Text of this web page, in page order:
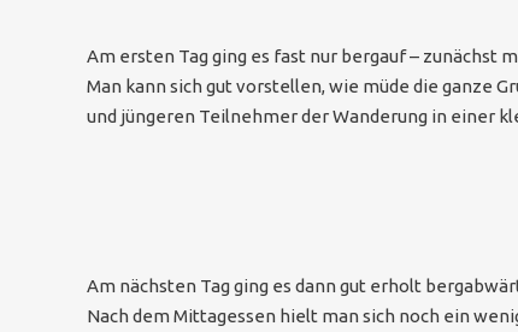
Am ersten Tag ging es fast nur bergauf – zunächst
Man kann sich gut vorstellen, wie müde die ganze
und jüngeren Teilnehmer der Wanderung in einer
Am nächsten Tag ging es dann gut erholt
Nach dem Mittagessen hielt man sich noch ein